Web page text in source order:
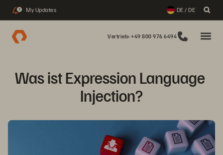
2 My Updates DE / DE
Vertrieb: +49 800 976 6494
Was ist Expression Language
Injection?